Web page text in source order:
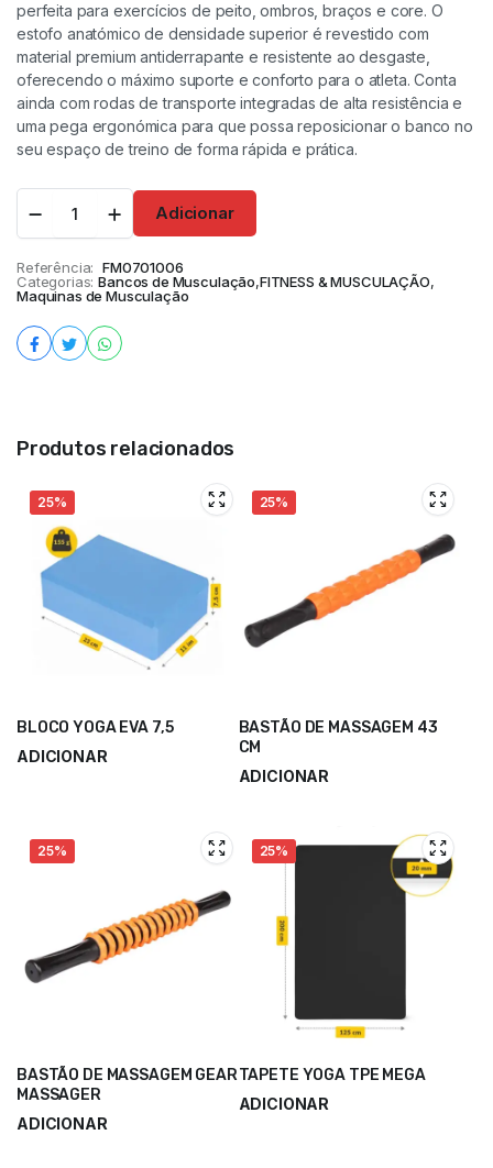
perfeita para exercícios de peito, ombros, braços e core. O
estofo anatómico de densidade superior é revestido com
material premium antiderrapante e resistente ao desgaste,
oferecendo o máximo suporte e conforto para o atleta. Conta
ainda com rodas de transporte integradas de alta resistência e
uma pega ergonómica para que possa reposicionar o banco no
seu espaço de treino de forma rápida e prática.
Adicionar
Referência: FM0701006
Categorias: Bancos de Musculação,FITNESS & MUSCULAÇÃO,
Maquinas de Musculação
Produtos relacionados
25%
BLOCO YOGA EVA 7,5
ADICIONAR
25%
BASTÃO DE MASSAGEM 43
CM
ADICIONAR
25%
BASTÃO DE MASSAGEM GEAR
MASSAGER
ADICIONAR
25%
TAPETE YOGA TPE MEGA
ADICIONAR